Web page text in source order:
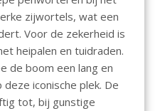
zijwortels, wat een
Voor de zekerheid is
heipalen en tuidraden.
de boom een lang en
iconische plek. De
tot, bij gunstige